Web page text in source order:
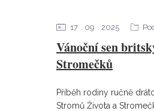
Vánoční sen
Stromečků
17 09 2025
Příběh rodiny ručně
Stromů Života a